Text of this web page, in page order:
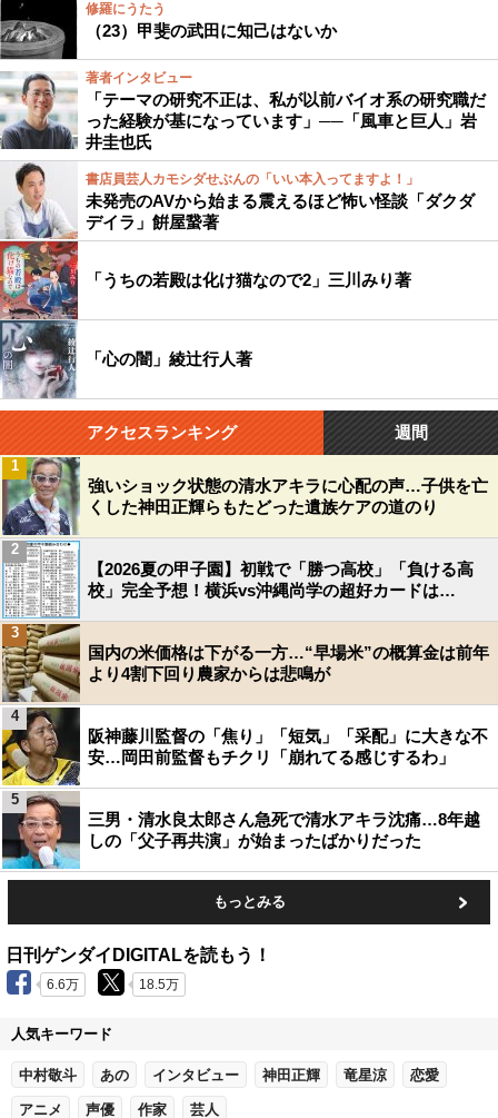
修羅にうたう
（23）甲斐の武田に知己はないか
著者インタビュー
「テーマの研究不正は、私が以前バイオ系の研究職だ
った経験が基になっています」──「風車と巨人」岩
井圭也氏
書店員芸人カモシダせぶんの「いい本入ってますよ！」
未発売のAVから始まる震えるほど怖い怪談「ダクダ
デイラ」餠屋䖸著
「うちの若殿は化け猫なので2」三川みり著
「心の闇」綾辻行人著
アクセスランキング 週間
強いショック状態の清水アキラに心配の声…子供を亡
くした神田正輝らもたどった遺族ケアの道のり
1
【2026夏の甲子園】初戦で「勝つ高校」「負ける高
校」完全予想！横浜vs沖縄尚学の超好カードは…
2
国内の米価格は下がる一方…“早場米”の概算金は前年
より4割下回り農家からは悲鳴が
3
阪神藤川監督の「焦り」「短気」「采配」に大きな不
安…岡田前監督もチクリ「崩れてる感じするわ」
4
三男・清水良太郎さん急死で清水アキラ沈痛…8年越
しの「父子再共演」が始まったばかりだった
5
もっとみる
日刊ゲンダイDIGITALを読もう！
6.6万 18.5万
人気キーワード
中村敬斗 あの インタビュー 神田正輝 竜星涼 恋愛
アニメ 声優 作家 芸人